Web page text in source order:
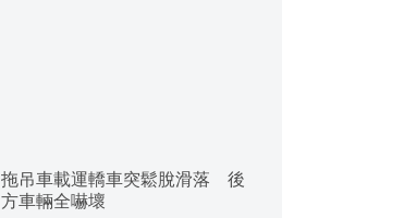
拖吊車載運轎車突鬆脫滑落 後
方車輛全嚇壞